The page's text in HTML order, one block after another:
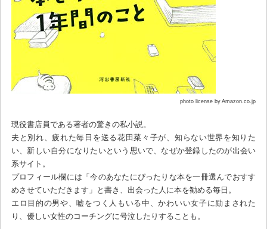
photo license by Amazon.co.jp
現役書店員である著者の驚きの私小説。
夫と別れ、疲れた毎日を送る花田菜々子が、知らない世界を知りた
い、新しい自分になりたいという思いで、なぜか登録したのが出会い
系サイト。
プロフィール欄には「今のあなたにぴったりな本を一冊選んでおすす
めさせていただきます」と書き、出会った人に本を勧める毎日。
エロ目的の男や、嘘をつく人もいる中、かわいい女子に励まされた
り、優しい女性のコーチングに号泣したりすることも。